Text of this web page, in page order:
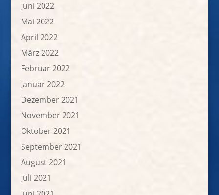
Juni 2022
Mai 2022
April 2022
März 2022
Februar 2022
Januar 2022
Dezember 2021
November 2021
Oktober 2021
September 2021
August 2021
Juli 2021